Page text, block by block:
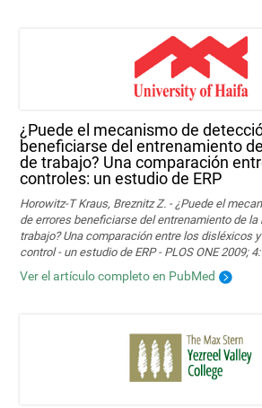
¿Puede el mecanismo de
beneficiarse del entrenamiento
de trabajo? Una comparación
controles: un estudio de ERP
Horowitz-T Kraus, Breznitz Z. - ¿Puede el
de errores beneficiarse del entrenamiento de la
trabajo? Una comparación entre los disléxicos
control - un estudio de ERP - PLOS ONE 2009;
Ver el artículo completo en PubMed